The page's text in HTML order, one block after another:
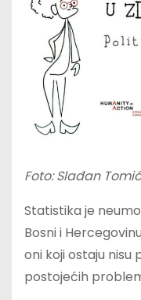
Foto: Slađan Tomić
Statistika je
Bosni i
oni koji ostaju nisu
postojećih